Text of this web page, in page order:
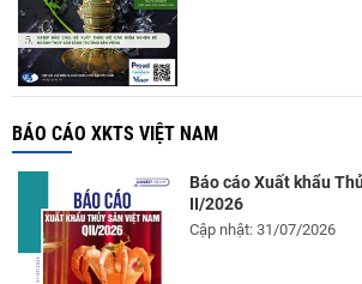
BÁO CÁO XKTS VIỆT NAM
Báo cáo Xuất khẩu
II/2026
Cập nhật: 31/07/2026